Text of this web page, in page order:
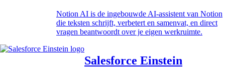
Notion AI is de ingebouwde AI-assistent van Notion
die teksten schrijft, verbetert en samenvat, en direct
vragen beantwoordt over je eigen werkruimte.
Salesforce Einstein